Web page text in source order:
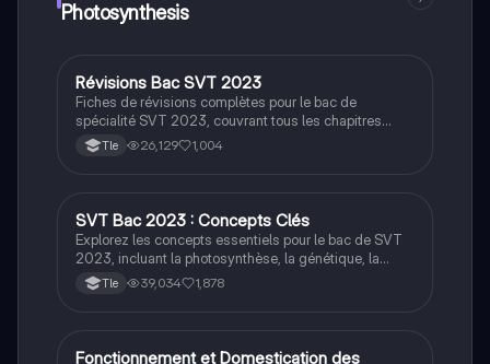
Photosynthesis
SVT
Révisions Bac SVT 2023
Fiches de révisions complètes pour le bac de
spécialité SVT 2023, couvrant tous les chapitres
essentiels tels que la génétique évolutive, la
photosynthèse, la communication nerveuse, et les
compris les réponses au stress et les mécanismes de
reproduction.
Tle 26,129 1,004
SVT
SVT Bac 2023 : Concepts Clés
Explorez les concepts essentiels pour le bac de SVT
2023, incluant la photosynthèse, la génétique, la
géologie, le climat, et la santé humaine. Ce résumé
complet couvre les mécanismes de reproduction, les
terminale.
Tle 39,034 1,878
SVT
Fonctionnement et Domestication des